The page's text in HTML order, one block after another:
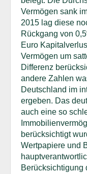
Vermögen sank
2015 lag diese
Rückgang von
Euro
Vermögen um
Differenz
andere Zahlen
Deutschland im
ergeben. Das
auch eine so
berücksichtigt
Wertpapiere und
Berücksichtigung